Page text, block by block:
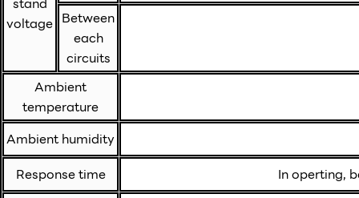
voltage Between
each
circuits
Ambient
temperature
Ambient humidity
Response time
In operting,